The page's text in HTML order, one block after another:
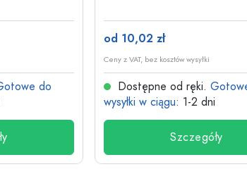
do
od 10,02 zł
Ceny z VAT, bez kosztów wysyłki
Dostępne od ręki.
wysyłki w ciągu: 1-2 dni
Szczegóły